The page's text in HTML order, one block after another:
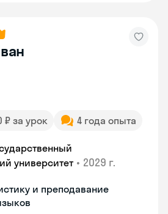
₽ за урок 4 года опыта
университет • 2029 г.
и преподавание